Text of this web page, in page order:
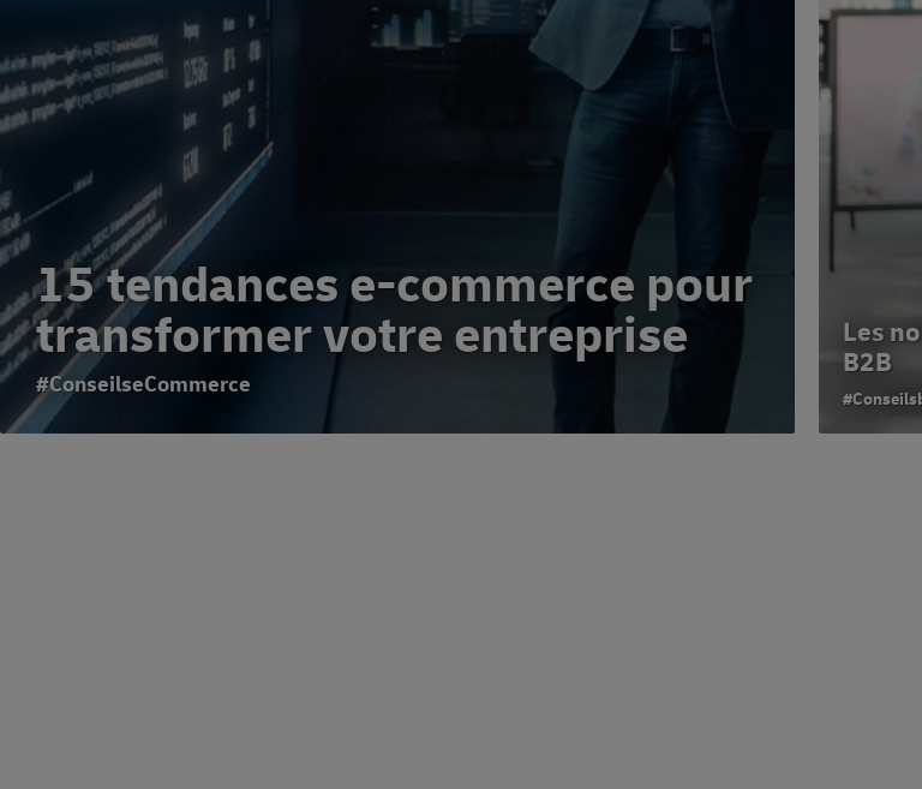
15 tendances e-commerce pour
transformer votre entreprise
#ConseilseCommerce
Les
B2B